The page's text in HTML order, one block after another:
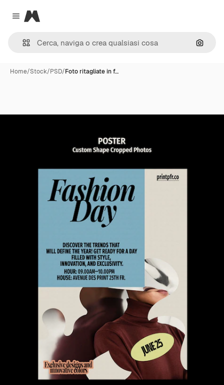
Close menu
Magnific
Cerca
Home/Stock/PSD/Foto ritagliate in f…